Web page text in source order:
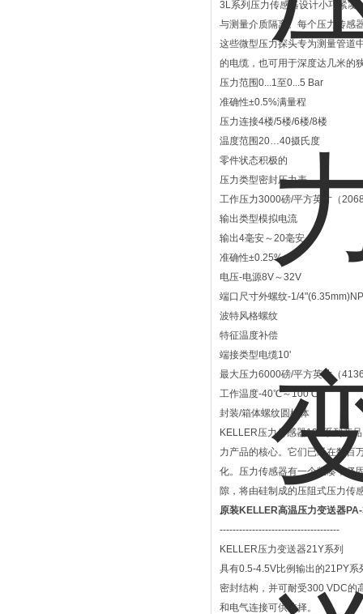
3L系列压力传感器设计小巧紧凑
与测量介质隔离。每个压力传感
这些微型压力探头专为测量管道
的电缆，也可用于深度达几米的
压力范围0...1至0...5 Bar
准确性±0.5%满量程
压力连接4楼/5楼/6楼/8楼
温度范围20…40摄氏度
零件状态积极的
压力类型密封压力表
工作压力3000磅/平方英寸（
输出类型模拟电流
输出4毫安～20毫安
准确性±0.25%
电压-电源8V～32V
端口尺寸外螺纹-1/
波特风格螺纹
特征温度补偿
端接类型电缆10'
最大压力6000磅/平方英寸（
工作温度-40℃～100℃
封装/箱体螺纹圆柱体
KELLER压力传感器10L系列产
力产品的核心。它们已经在数百
化。压力传感器有一个紧凑，坚
隙，将由硅制成的压阻式压力传
原装KELLER高温压力变送器
-------------------------------------
KELLER压力变送器21Y系列
具有0.5-4.5V比例输出的21PY
密封结构，并可耐受300 VDC的
和电气连接可供选择。